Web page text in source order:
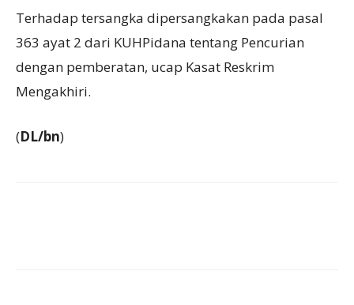
Terhadap tersangka dipersangkakan pada pasal
363 ayat 2 dari KUHPidana tentang Pencurian
dengan pemberatan, ucap Kasat Reskrim
Mengakhiri.
(DL/bn)